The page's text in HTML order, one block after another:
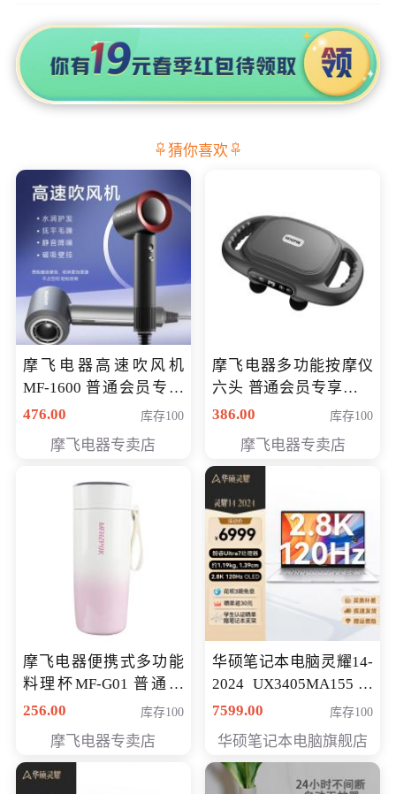
猜你喜欢
摩飞电器高速吹风机
MF-1600 普通会员专享
价298元
476.00 库存100
摩飞电器专卖店
摩飞电器多功能按摩仪
六头 普通会员专享价格
199元
386.00 库存100
摩飞电器专卖店
摩飞电器便携式多功能
料理杯MF-G01 普通会
员专享价格118元
256.00 库存100
摩飞电器专卖店
华硕笔记本电脑灵耀14-
2024 UX3405MA155冰
川银 oled 智慧轻薄本 会
7599.00 库存100
华硕笔记本电脑旗舰店